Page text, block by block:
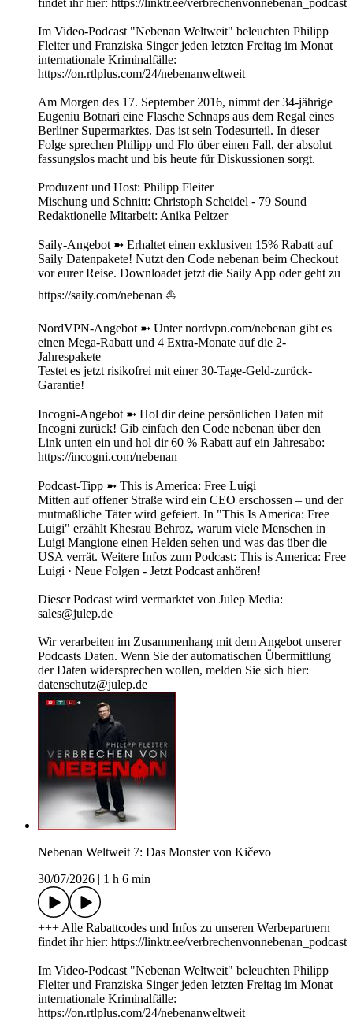
findet ihr hier: https://linktr.ee/verbrechenvonnebenan_podcast
Im Video-Podcast "Nebenan Weltweit" beleuchten Philipp
Fleiter und Franziska Singer jeden letzten Freitag im Monat
internationale Kriminalfälle:
https://on.rtlplus.com/24/nebenanweltweit
Am Morgen des 17. September 2016, nimmt der 34-jährige
Eugeniu Botnari eine Flasche Schnaps aus dem Regal eines
Berliner Supermarktes. Das ist sein Todesurteil. In dieser
Folge sprechen Philipp und Flo über einen Fall, der absolut
fassungslos macht und bis heute für Diskussionen sorgt.
Produzent und Host: Philipp Fleiter
Mischung und Schnitt: Christoph Scheidel - 79 Sound
Redaktionelle Mitarbeit: Anika Peltzer
Saily-Angebot ➼ Erhaltet einen exklusiven 15% Rabatt auf
Saily Datenpakete! Nutzt den Code nebenan beim Checkout
vor eurer Reise. Downloadet jetzt die Saily App oder geht zu
https://saily.com/nebenan ⛵
NordVPN-Angebot ➼ Unter nordvpn.com/nebenan gibt es
einen Mega-Rabatt und 4 Extra-Monate auf die 2-
Jahrespakete
Testet es jetzt risikofrei mit einer 30-Tage-Geld-zurück-
Garantie!
Incogni-Angebot ➼ Hol dir deine persönlichen Daten mit
Incogni zurück! Gib einfach den Code nebenan über den
Link unten ein und hol dir 60 % Rabatt auf ein Jahresabo:
https://incogni.com/nebenan
Podcast-Tipp ➼ This is America: Free Luigi
Mitten auf offener Straße wird ein CEO erschossen – und der
mutmaßliche Täter wird gefeiert. In "This Is America: Free
Luigi" erzählt Khesrau Behroz, warum viele Menschen in
Luigi Mangione einen Helden sehen und was das über die
USA verrät. Weitere Infos zum Podcast: This is America: Free
Luigi · Neue Folgen - Jetzt Podcast anhören!
Dieser Podcast wird vermarktet von Julep Media:
sales@julep.de
Wir verarbeiten im Zusammenhang mit dem Angebot unserer
Podcasts Daten. Wenn Sie der automatischen Übermittlung
der Daten widersprechen wollen, melden Sie sich hier:
datenschutz@julep.de
Nebenan Weltweit 7: Das Monster von Kičevo
30/07/2026
1 h 6 min
+++ Alle Rabattcodes und Infos zu unseren Werbepartnern
findet ihr hier: https://linktr.ee/verbrechenvonnebenan_podcast
Im Video-Podcast "Nebenan Weltweit" beleuchten Philipp
Fleiter und Franziska Singer jeden letzten Freitag im Monat
internationale Kriminalfälle:
https://on.rtlplus.com/24/nebenanweltweit